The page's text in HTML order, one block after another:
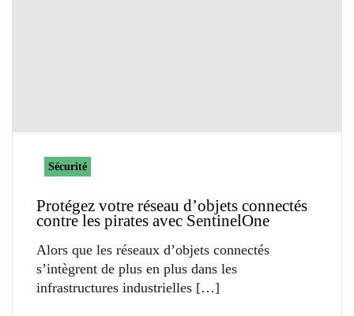
Sécurité
Protégez votre réseau d’objets connectés
contre les pirates avec SentinelOne
Alors que les réseaux d’objets connectés
s’intègrent de plus en plus dans les
infrastructures industrielles